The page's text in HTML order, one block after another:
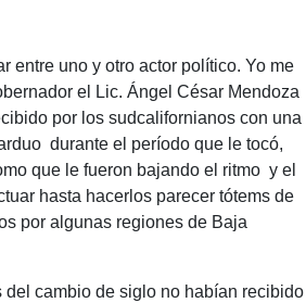
entre uno y otro actor político. Yo me
el Lic. Ángel César Mendoza
por los sudcalifornianos con una
durante el período que le tocó,
que le fueron bajando el ritmo y el
hasta hacerlos parecer tótems de
por algunas regiones de Baja
cambio de siglo no habían recibido